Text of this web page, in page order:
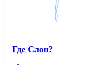
Где Слон?